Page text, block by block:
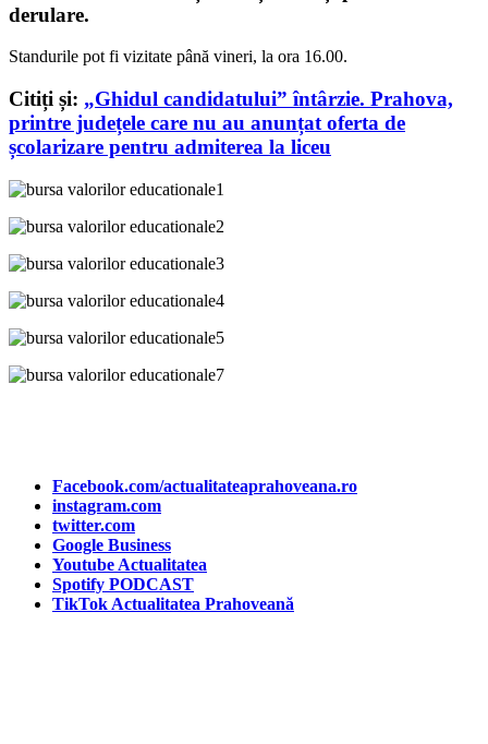
derulare.
Standurile pot fi vizitate până vineri, la ora 16.00.
Citiți și: „Ghidul candidatului” întârzie. Prahova,
printre județele care nu au anunțat oferta de
școlarizare pentru admiterea la liceu
Facebook.com/actualitateaprahoveana.ro
instagram.com
twitter.com
Google Business
Youtube Actualitatea
Spotify PODCAST
TikTok Actualitatea Prahoveană